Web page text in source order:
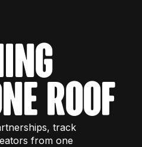
roof
track
from one